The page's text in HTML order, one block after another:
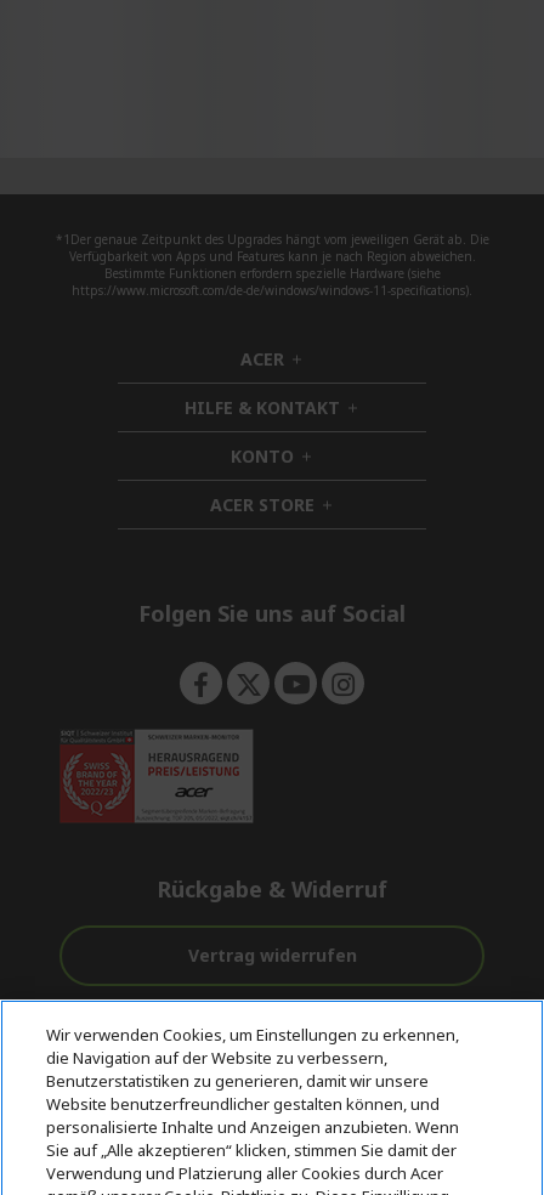
*1Der genaue Zeitpunkt des Upgrades hängt vom jeweiligen Gerät ab. Die
Verfügbarkeit von Apps und Features kann je nach Region abweichen.
Bestimmte Funktionen erfordern spezielle Hardware (siehe
https://www.microsoft.com/de-de/windows/windows-11-specifications).
ACER h
i
d
d
e
n
HILFE & KONTAKT h
i
d
n
KONTO h
i
d
d
ACER STORE h
i
e
Folgen Sie uns auf Social
Rückgabe & Widerruf
Vertrag widerrufen
Kostenloser
Versand
vor und nach
dem Kauf
Sichere
Zahlungsoptionen
© 2026 Acer Inc.
CPYou BV ist der autorisierte Wiederverkäufer und Händler der
Produkte und Dienstleistungen, die in diesem Shop angeboten
werden.
Wir verwenden Cookies, um Einstellungen zu erkennen,
die Navigation auf der Website zu verbessern,
Benutzerstatistiken zu generieren, damit wir unsere
Website benutzerfreundlicher gestalten können, und
personalisierte Inhalte und Anzeigen anzubieten. Wenn
Sie auf „Alle akzeptieren“ klicken, stimmen Sie damit der
Verwendung und Platzierung aller Cookies durch Acer